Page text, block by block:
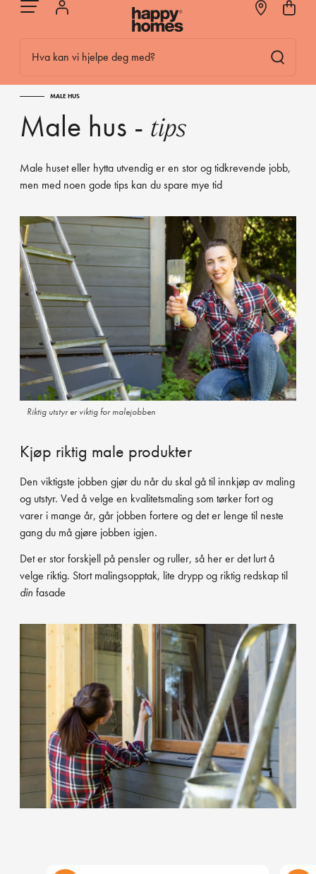
Hva kan vi hjelpe deg med?
MALE HUS
Male hus - tips
Male huset eller hytta utvendig er en stor og tidkrevende jobb,
men med noen gode tips kan du spare mye tid
Riktig utstyr er viktig for malejobben
Kjøp riktig male produkter
Den viktigste jobben gjør du når du skal gå til innkjøp av maling
og utstyr. Ved å velge en kvalitetsmaling som tørker fort og
varer i mange år, går jobben fortere og det er lenge til neste
gang du må gjøre jobben igjen.
Det er stor forskjell på pensler og ruller, så her er det lurt å
velge riktig. Stort malingsopptak, lite drypp og riktig redskap til
din fasade